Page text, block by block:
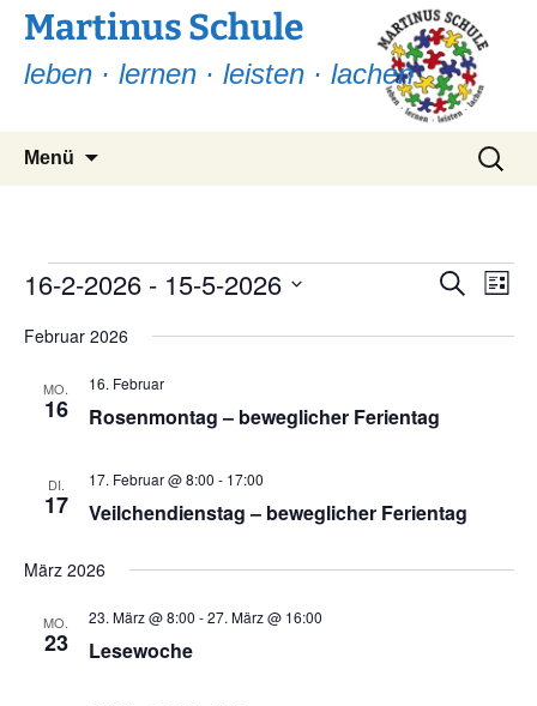
Martinus Schule
leben · lernen · leisten · lachen
Menü
Suchen
nach:
Veranstaltungen Suche
Liste
16-2-2026 - 15-5-2026
wählen.
Februar 2026
MO.
16 Rosenmontag – beweglicher Ferientag
16. Februar
DI.
17 Veilchendienstag – beweglicher Ferientag
17. Februar @ 8:00 - 17:00
März 2026
MO.
23 Lesewoche
23. März @ 8:00 -27. März @ 16:00